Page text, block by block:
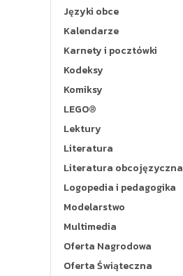
Języki obce
Kalendarze
Karnety i pocztówki
Kodeksy
Komiksy
LEGO®
Lektury
Literatura
Literatura obcojęzyczna
Logopedia i pedagogika
Modelarstwo
Multimedia
Oferta Nagrodowa
Oferta Świąteczna